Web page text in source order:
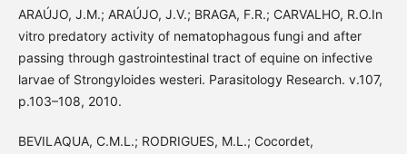
ARAÚJO, J.M.; ARAÚJO, J.V.; BRAGA, F.R.; CARVALHO, R.O.In
vitro predatory activity of nematophagous fungi and after
passing through gastrointestinal tract of equine on infective
larvae of Strongyloides westeri. Parasitology Research. v.107,
p.103–108, 2010.
BEVILAQUA, C.M.L.; RODRIGUES, M.L.; Cocordet,